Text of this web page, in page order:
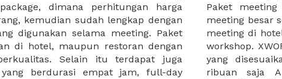
dimana perhitungan harga
kemudian sudah lengkap dengan
digunakan selama meeting. Paket
di hotel, maupun restoran dengan
Selain itu terdapat juga
berdurasi empat jam, full-day
untuk Anda yang ingin menggelar
akhir tahun, meeting awal tahun,
restoran, atau seminar harian atau
pilihan paket meeting yang lengkap
budget Anda, mulai dibawah 100
menikmati paket meeting yang